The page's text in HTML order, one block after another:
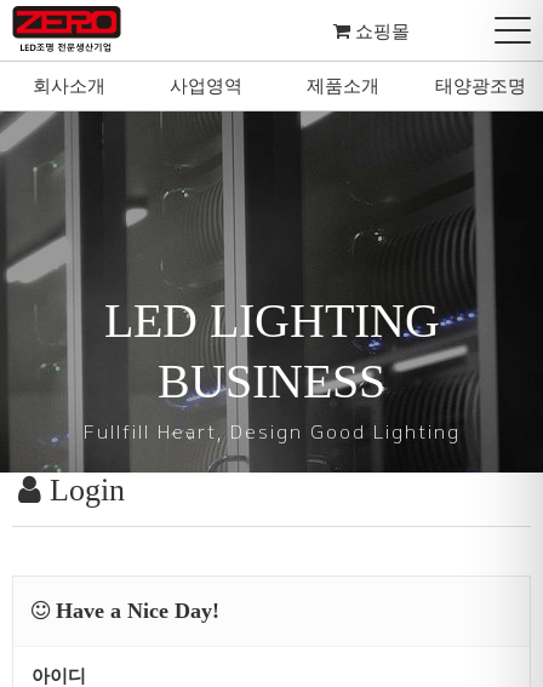
쇼핑몰
회사소개 사업영역 제품소개 태양광조명
LED LIGHTING
BUSINESS
Fullfill Heart, Design Good Lighting
마음을 다하여 좋은 조명을 설계하고 디자인합니다.
Login
Have a Nice Day!
아이디